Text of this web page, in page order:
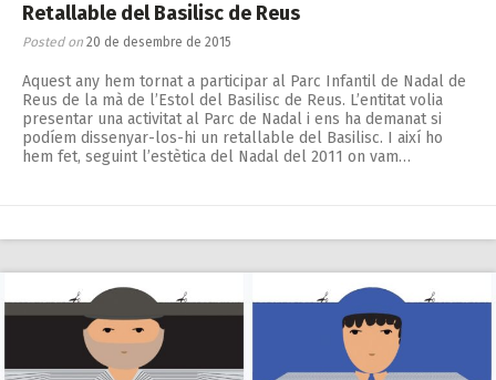
Retallable del Basilisc de Reus
Posted on 20 de desembre de 2015
Aquest any hem tornat a participar al Parc Infantil de Nadal de
Reus de la mà de l’Estol del Basilisc de Reus. L’entitat volia
presentar una activitat al Parc de Nadal i ens ha demanat si
podíem dissenyar-los-hi un retallable del Basilisc. I així ho
hem fet, seguint l’estètica del Nadal del 2011 on vam…